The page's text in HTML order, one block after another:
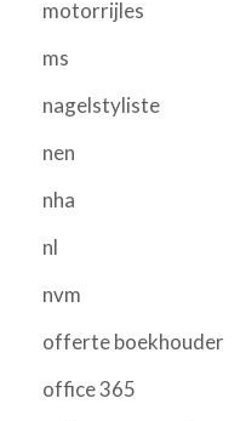
motorrijles
ms
nagelstyliste
nen
nha
nl
nvm
offerte boekhouder
office 365